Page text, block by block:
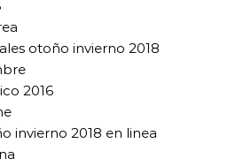
otoño invierno 2018
2016
invierno 2018 en linea